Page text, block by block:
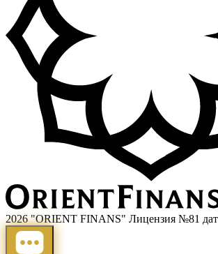
2026 "ORIENT FINANS" Лицензия №81